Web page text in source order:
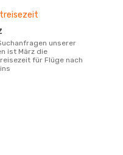
ist März die
für Flüge nach